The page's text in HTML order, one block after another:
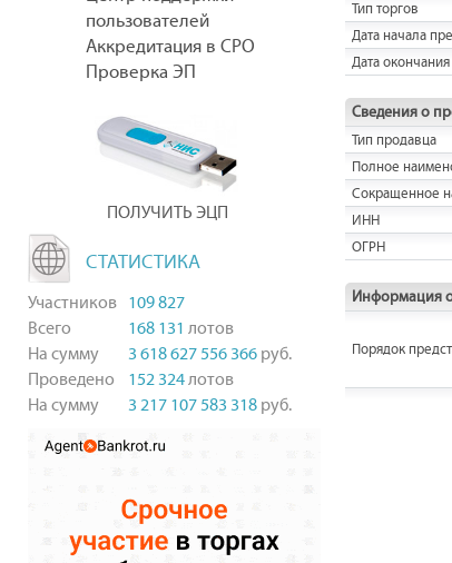
пользователей
Аккредитация в СРО
Проверка ЭП
ПОЛУЧИТЬ ЭЦП
СТАТИСТИКА
Участников 109 827
Всего
168 131 лотов
На сумму
3 618 627 556 366 руб.
Проведено
152 324лотов
На сумму
3 217 107 583 318 руб.
Тип торгов
Дата начала
Дата
Сведения о
Тип продавца
Полное
Сокращенное
ИНН
ОГРН
Информация
Порядок